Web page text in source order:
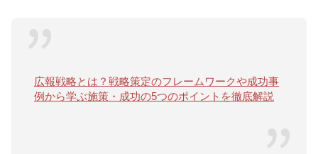
広報戦略とは？戦略策定のフレームワークや成功事
例から学ぶ施策・成功の5つのポイントを徹底解説